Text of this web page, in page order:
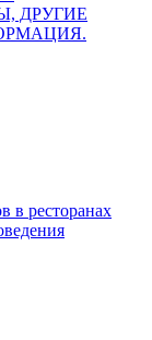
ДРУГИЕ
в ресторанах